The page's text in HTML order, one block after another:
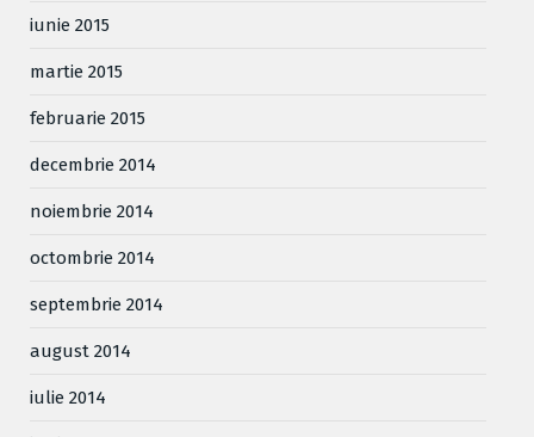
iunie 2015
martie 2015
februarie 2015
decembrie 2014
noiembrie 2014
octombrie 2014
septembrie 2014
august 2014
iulie 2014